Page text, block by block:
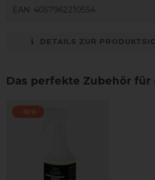
EAN: 4057962210554
DETAILS ZUR
Das perfekte Zubehör für
-10%